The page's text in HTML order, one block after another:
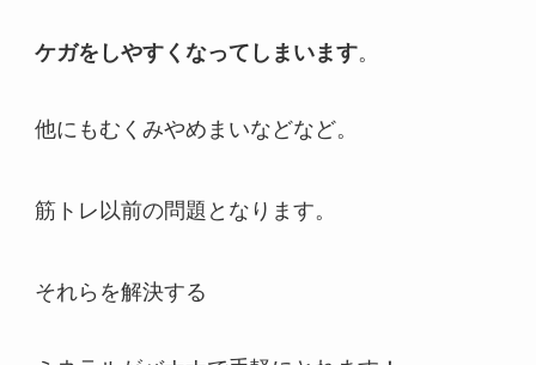
ケガをしやすくなってしまいます。
他にもむくみやめまいなどなど。
筋トレ以前の問題となります。
それらを解決する